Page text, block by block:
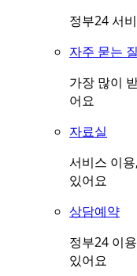
정부24 서
자주 묻는
가장 많이
어요
자료실
서비스 이
있어요
상담예약
정부24 이
있어요